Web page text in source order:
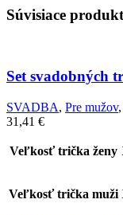
Súvisiace
Set svadobných
SVADBA, Pre mužov,
31,41 €
Veľkosť trička ženy
Veľkosť trička muži